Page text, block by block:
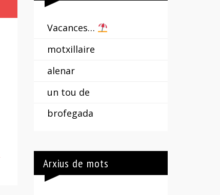
Vacances…
motxillaire
alenar
un tou de
brofegada
Arxius de mots